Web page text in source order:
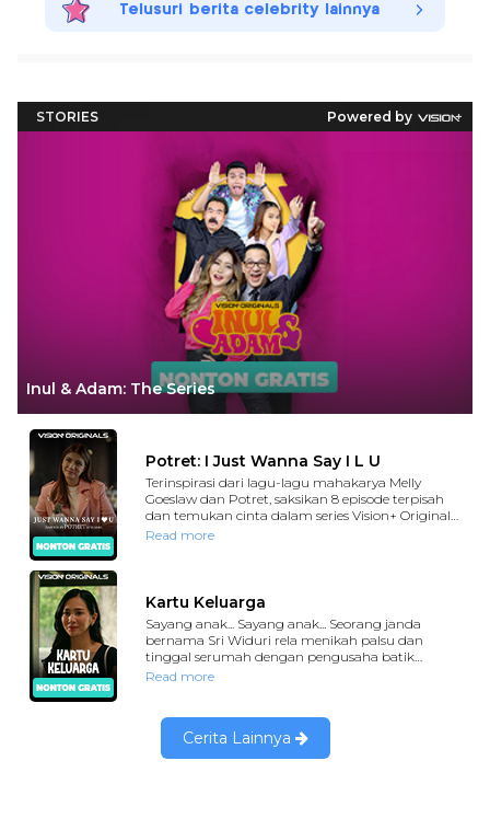
Telusuri berita celebrity lainnya